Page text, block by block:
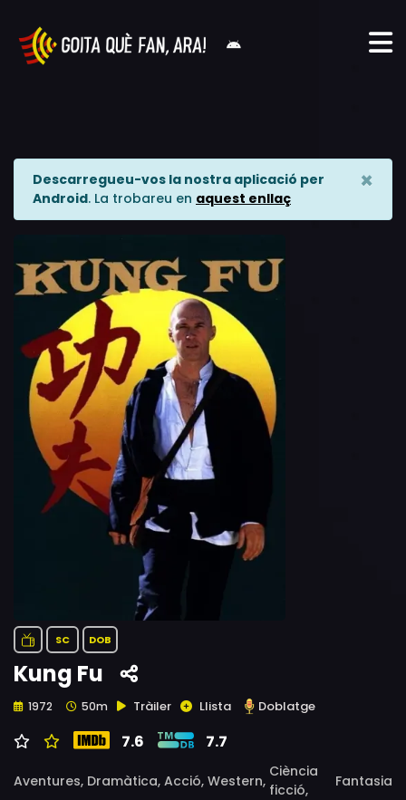
Descarregueu-vos la nostra aplicació per
Android. La trobareu en aquest enllaç
×
SC DOB
Kung Fu
1972 50m Tràiler Llista Doblatge
7.6 7.7
Aventures, Dramàtica, Acció, Western,
Ciència
ficció,
Fantasia